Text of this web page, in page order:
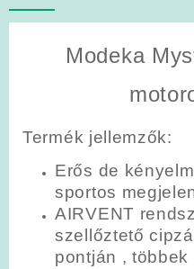
Modeka
Termék jellemzők:
Erős de
sportos
AIRVENT
szellőztető
pontján ,